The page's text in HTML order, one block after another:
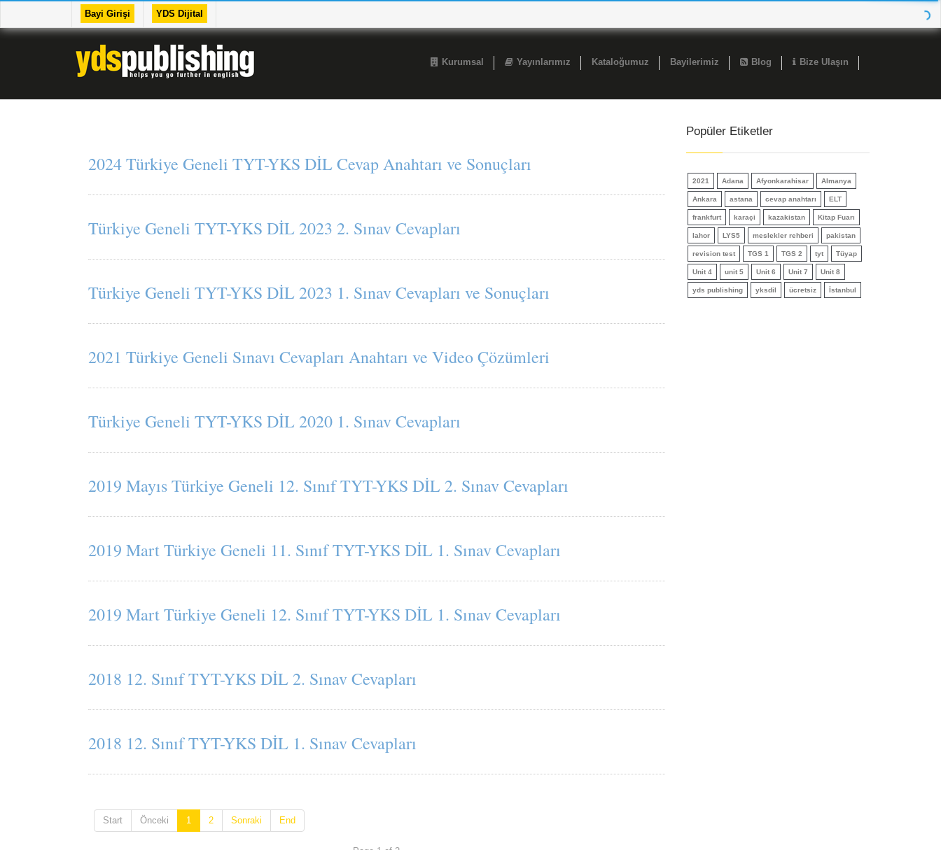
Bayi Girişi YDS Dijital
Kurumsal Yayınlarımız Kataloğumuz Bayilerimiz Blog Bize Ulaşın
2024 Türkiye Geneli TYT-YKS DİL Cevap Anahtarı ve Sonuçları
Türkiye Geneli TYT-YKS DİL 2023 2. Sınav Cevapları
Türkiye Geneli TYT-YKS DİL 2023 1. Sınav Cevapları ve Sonuçları
2021 Türkiye Geneli Sınavı Cevapları Anahtarı ve Video Çözümleri
Türkiye Geneli TYT-YKS DİL 2020 1. Sınav Cevapları
2019 Mayıs Türkiye Geneli 12. Sınıf TYT-YKS DİL 2. Sınav Cevapları
2019 Mart Türkiye Geneli 11. Sınıf TYT-YKS DİL 1. Sınav Cevapları
2019 Mart Türkiye Geneli 12. Sınıf TYT-YKS DİL 1. Sınav Cevapları
2018 12. Sınıf TYT-YKS DİL 2. Sınav Cevapları
2018 12. Sınıf TYT-YKS DİL 1. Sınav Cevapları
Start Önceki 1 2 Sonraki End
Popüler Etiketler
2021 Adana Afyonkarahisar Almanya
Ankara astana cevap anahtarı ELT
frankfurt karaçi kazakistan Kitap Fuarı
lahor LYS5 meslekler rehberi pakistan
revision test TGS 1 TGS 2 tyt Tüyap
Unit 4 unit 5 Unit 6 Unit 7 Unit 8
yds publishing yksdil ücretsiz İstanbul